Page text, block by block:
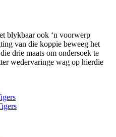
blykbaar ook ‘n voorwerp
van die koppie beweeg het
drie maats om ondersoek te
wedervaringe wag op hierdie